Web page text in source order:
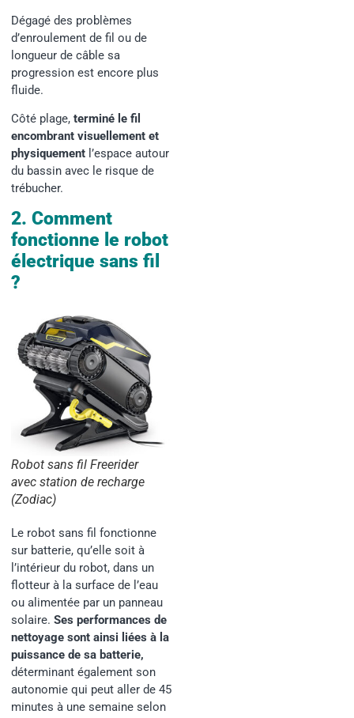
Dégagé des problèmes
d’enroulement de fil ou de
longueur de câble sa
progression est encore plus
fluide.
Côté plage, terminé le fil
encombrant visuellement et
physiquement l’espace autour
du bassin avec le risque de
trébucher.
2. Comment
fonctionne le robot
électrique sans fil
?
Robot sans fil Freerider
avec station de recharge
(Zodiac)
Le robot sans fil fonctionne
sur batterie, qu’elle soit à
l’intérieur du robot, dans un
flotteur à la surface de l’eau
ou alimentée par un panneau
solaire. Ses performances de
nettoyage sont ainsi liées à la
puissance de sa batterie,
déterminant également son
autonomie qui peut aller de 45
minutes à une semaine selon